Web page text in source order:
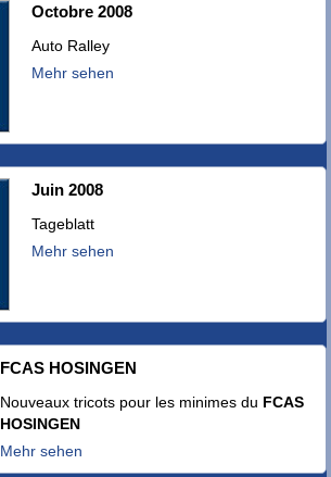
Octobre 2008
Auto Ralley
Mehr sehen
Juin 2008
Tageblatt
Mehr sehen
FCAS HOSINGEN
Nouveaux tricots pour les minimes du FCAS
HOSINGEN
Mehr sehen